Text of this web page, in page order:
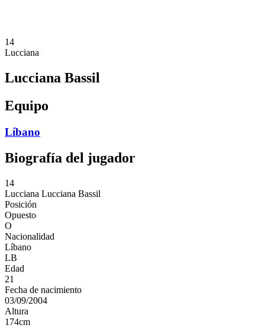
14
Lucciana
Lucciana Bassil
Equipo
Líbano
Biografía del jugador
14
Lucciana Lucciana Bassil
Posición
Opuesto
O
Nacionalidad
Líbano
LB
Edad
21
Fecha de nacimiento
03/09/2004
Altura
174cm